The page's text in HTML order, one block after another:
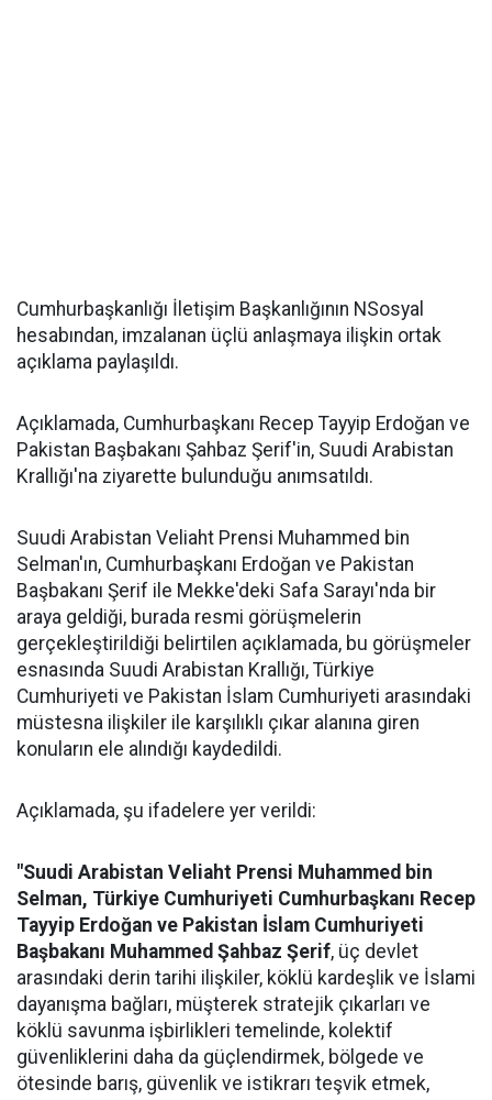
Cumhurbaşkanlığı İletişim Başkanlığının NSosyal
hesabından, imzalanan üçlü anlaşmaya ilişkin ortak
açıklama paylaşıldı.
Açıklamada, Cumhurbaşkanı Recep Tayyip Erdoğan ve
Pakistan Başbakanı Şahbaz Şerif'in, Suudi Arabistan
Krallığı'na ziyarette bulunduğu anımsatıldı.
Suudi Arabistan Veliaht Prensi Muhammed bin
Selman'ın, Cumhurbaşkanı Erdoğan ve Pakistan
Başbakanı Şerif ile Mekke'deki Safa Sarayı'nda bir
araya geldiği, burada resmi görüşmelerin
gerçekleştirildiği belirtilen açıklamada, bu görüşmeler
esnasında Suudi Arabistan Krallığı, Türkiye
Cumhuriyeti ve Pakistan İslam Cumhuriyeti arasındaki
müstesna ilişkiler ile karşılıklı çıkar alanına giren
konuların ele alındığı kaydedildi.
Açıklamada, şu ifadelere yer verildi:
"Suudi Arabistan Veliaht Prensi Muhammed bin
Selman, Türkiye Cumhuriyeti Cumhurbaşkanı Recep
Tayyip Erdoğan ve Pakistan İslam Cumhuriyeti
Başbakanı Muhammed Şahbaz Şerif, üç devlet
arasındaki derin tarihi ilişkiler, köklü kardeşlik ve İslami
dayanışma bağları, müşterek stratejik çıkarları ve
köklü savunma işbirlikleri temelinde, kolektif
güvenliklerini daha da güçlendirmek, bölgede ve
ötesinde barış, güvenlik ve istikrarı teşvik etmek,